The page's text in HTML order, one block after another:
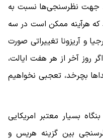
جهت نظرسنجی‌ها نسبت به
هر‌آینه ممکن است در سه
و آریزونا تغییراتی صورت
روز آخر از هر هفت ایالت،
بچرخد، تعجبی نخواهیم
بسیار معتبر امریکایی
بین گزینه هریس و